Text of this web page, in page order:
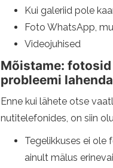
Kui galeriid pole
Foto WhatsApp,
Videojuhised
Mõistame:
probleemi
Enne kui lähete otse
nutitelefonides, on siin
Tegelikkuses ei ole
ainult mälus